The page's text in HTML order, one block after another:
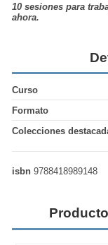
10 sesiones para
ahora.
Curso
Formato
Colecciones
isbn 9788418989148